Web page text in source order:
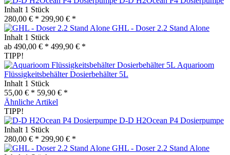
Inhalt 1 Stück
280,00 € * 299,90 € *
GHL - Doser 2.2 Stand Alone
Inhalt 1 Stück
ab 490,00 € * 499,90 € *
TIPP!
Aquarioom
Flüssigkeitsbehälter Dosierbehälter 5L
Inhalt 1 Stück
55,00 € * 59,90 € *
Ähnliche Artikel
TIPP!
D-D H2Ocean P4 Dosierpumpe
Inhalt 1 Stück
280,00 € * 299,90 € *
GHL - Doser 2.2 Stand Alone